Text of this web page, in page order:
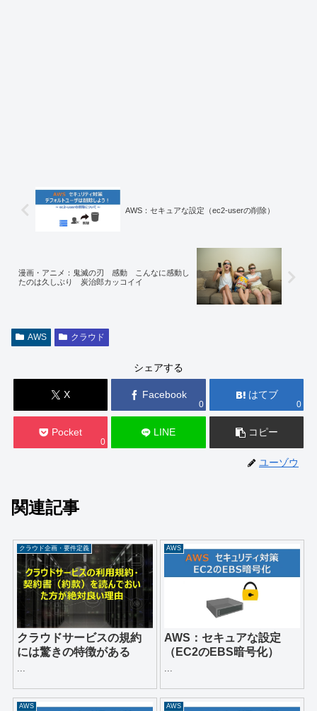
AWS：セキュアな設定（ec2-userの削除）
漫画・アニメ：鬼滅の刃 感動 こんなに感動し
たのは久しぶり 炭治郎カッコイイ
AWS クラウド
シェアする
X Facebook
0
はてブ
0
Pocket
0
LINE コピー
ユーゾウ
関連記事
クラウド企画・要件定義
クラウドサービスの規約
には驚きの特徴がある
AWS
AWS：セキュアな設定
（EC2のEBS暗号化）
AWS AWS